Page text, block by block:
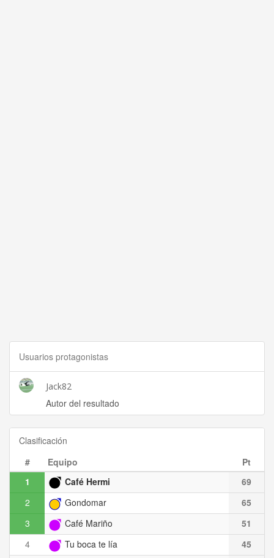
Usuarios protagonistas
Jack82
Autor del resultado
Clasificación
#
Equipo
Pt
1
Café Hermi
69
2
Gondomar
65
3
Café Mariño
51
4
Tu boca te lía
45